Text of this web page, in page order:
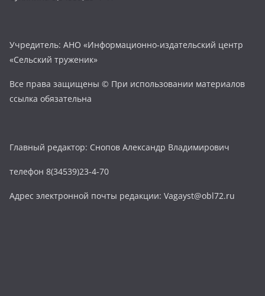
Учредитель: АНО «Информационно-издательский центр
«Сельский труженик»
Все права защищены © При использовании материалов
ссылка обязательна
Главный редактор: Снопов Александр Владимирович
телефон 8(34539)23-4-70
Адрес электронной почты редакции: Vagayst@obl72.ru